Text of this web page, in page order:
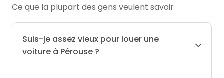
Ce que la plupart des gens veulent savoir
Suis-je assez vieux pour louer une
voiture à Pérouse ?